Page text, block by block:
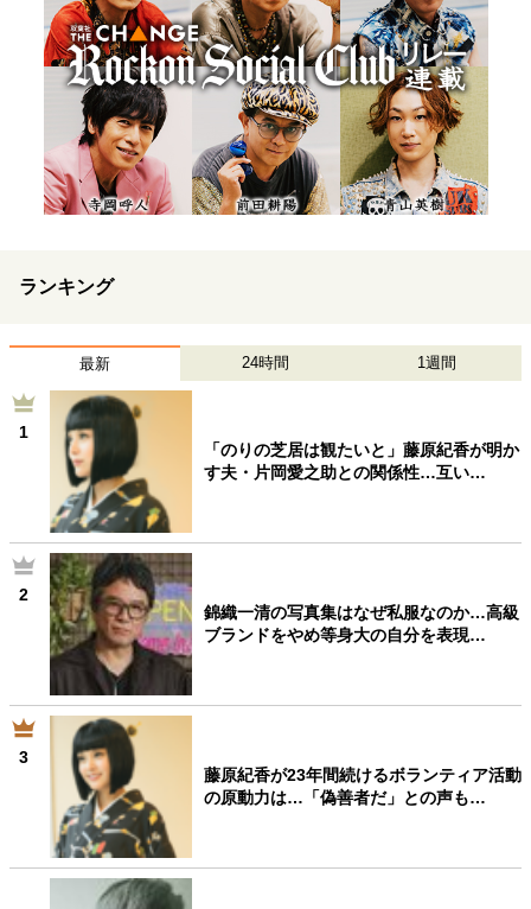
ランキング
最新 24時間 1週間
1
「のりの芝居は観たいと」藤原紀香が明か
す夫・片岡愛之助との関係性…互い…
2
錦織一清の写真集はなぜ私服なのか…高級
ブランドをやめ等身大の自分を表現…
3
藤原紀香が23年間続けるボランティア活動
の原動力は…「偽善者だ」との声も…